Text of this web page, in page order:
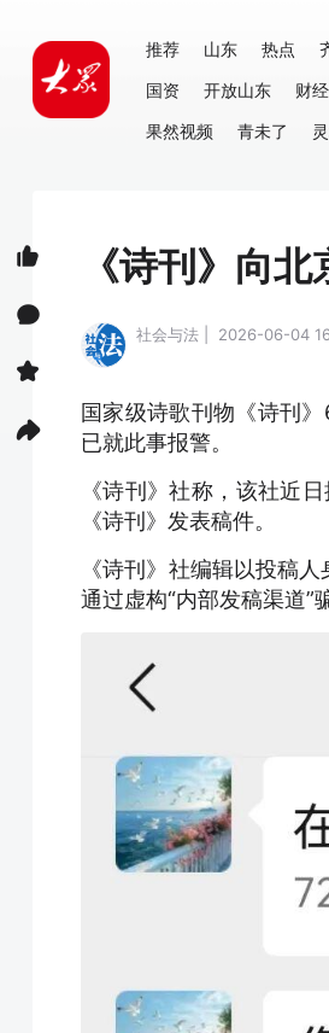
推荐 山东 热点
国资
开放山东 财经
果然视频
青未了
《诗刊》向
社会与法 | 2026-06-04
国家级诗歌刊物《诗刊
已就此事报警。
《诗刊》社称，该社近
《诗刊》发表稿件。
《诗刊》社编辑以投稿
通过虚构“内部发稿渠道”